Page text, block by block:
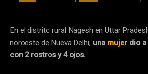
En el distrito rural Nagesh en Uttar
noroeste de Nueva Delhi, una mujer dio
con 2 rostros y 4 ojos.